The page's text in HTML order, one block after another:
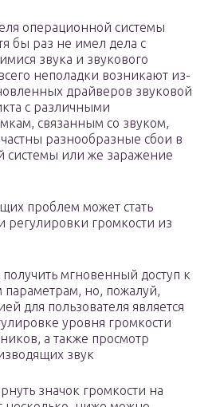
операционной системы
бы раз не имел дела с
звука и звукового
неполадки возникают из-
драйверов звуковой
с различными
связанным со звуком,
разнообразные сбои в
системы или же заражение
проблем может стать
регулировки громкости из
мгновенный доступ к
но, пожалуй,
для пользователя является
уровня громкости
а также просмотр
звук
значок громкости на